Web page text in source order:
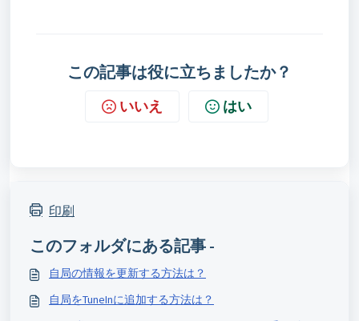
この記事は役に立ちましたか？
いいえ はい
印刷
このフォルダにある記事 -
自局の情報を更新する方法は？
自局をTuneInに追加する方法は？